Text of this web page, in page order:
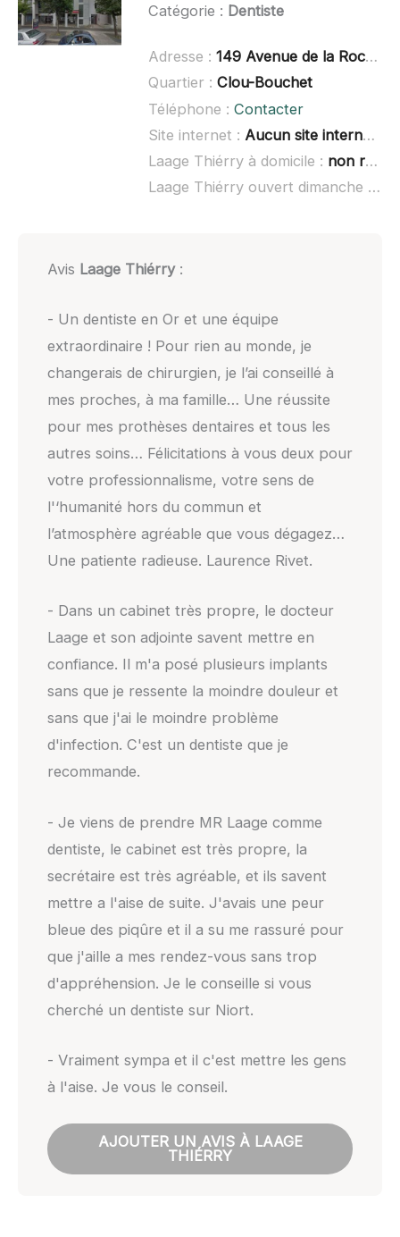
Catégorie : Dentiste
Adresse : 149 Avenue de la Rochelle, 79000 Niort
Quartier : Clou-Bouchet
Téléphone : Contacter
Site internet : Aucun site internet connu
Laage Thiérry à domicile : non renseigné
Laage Thiérry ouvert dimanche :
Avis Laage Thiérry:
- Un dentiste en Or et une équipe
extraordinaire ! Pour rien au monde, je
changerais de chirurgien, je l’ai conseillé à
mes proches, à ma famille… Une réussite
pour mes prothèses dentaires et tous les
autres soins… Félicitations à vous deux pour
votre professionnalisme, votre sens de
l'‘humanité hors du commun et
l’atmosphère agréable que vous dégagez…
Une patiente radieuse. Laurence Rivet.
- Dans un cabinet très propre, le docteur
Laage et son adjointe savent mettre en
confiance. Il m'a posé plusieurs implants
sans que je ressente la moindre douleur et
sans que j'ai le moindre problème
d'infection. C'est un dentiste que je
recommande.
- Je viens de prendre MR Laage comme
dentiste, le cabinet est très propre, la
secrétaire est très agréable, et ils savent
mettre a l'aise de suite. J'avais une peur
bleue des piqûre et il a su me rassuré pour
que j'aille a mes rendez-vous sans trop
d'appréhension. Je le conseille si vous
cherché un dentiste sur Niort.
- Vraiment sympa et il c'est mettre les gens
à l'aise. Je vous le conseil.
AJOUTER UN AVIS À LAAGE
THIÉRRY